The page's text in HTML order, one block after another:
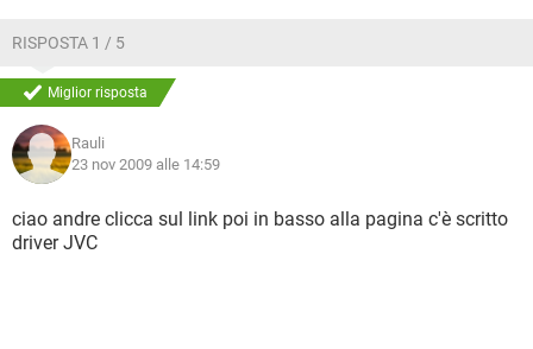
RISPOSTA 1 / 5
Miglior risposta
Rauli
23 nov 2009 alle 14:59
ciao andre clicca sul link poi in basso alla pagina c'è scritto
driver JVC